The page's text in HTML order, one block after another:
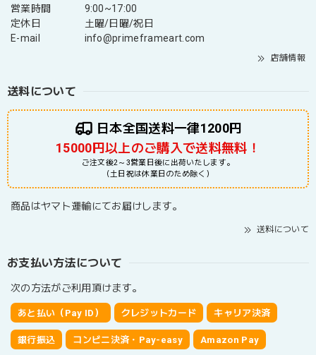
営業時間
9:00~17:00
定休日
土曜/日曜/祝日
E-mail
info@primeframeart.com
店舗情報
送料について
日本全国送料一律1200円
15000円以上のご購入で送料無料！
ご注文後2～3営業日後に出荷いたします。
（土日祝は休業日のため除く）
商品はヤマト運輸にてお届けします。
送料について
お支払い方法について
次の方法がご利用頂けます。
あと払い（Pay ID） クレジットカード キャリア決済
銀行振込 コンビニ決済・Pay-easy Amazon Pay